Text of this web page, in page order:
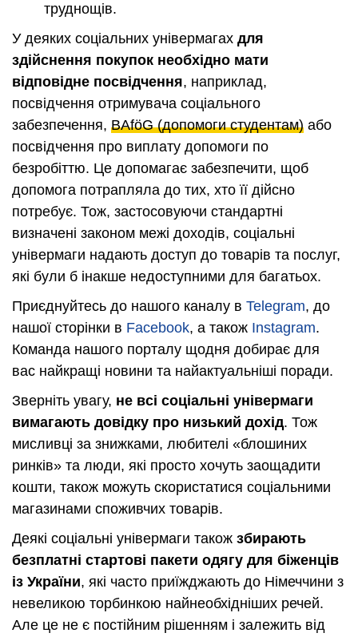
труднощів.
У деяких соціальних універмагах для
здійснення покупок необхідно мати
відповідне посвідчення, наприклад,
посвідчення отримувача соціального
забезпечення, BAföG (допомоги студентам) або
посвідчення про виплату допомоги по
безробіттю. Це допомагає забезпечити, щоб
допомога потрапляла до тих, хто її дійсно
потребує. Тож, застосовуючи стандартні
визначені законом межі доходів, соціальні
універмаги надають доступ до товарів та послуг,
які були б інакше недоступними для багатьох.
Приєднуйтесь до нашого каналу в Telegram, до
нашої сторінки в Facebook, а також Instagram.
Команда нашого порталу щодня добирає для
вас найкращі новини та найактуальніші поради.
Зверніть увагу, не всі соціальні універмаги
вимагають довідку про низький дохід. Тож
мисливці за знижками, любителі «блошиних
ринків» та люди, які просто хочуть заощадити
кошти, також можуть скористатися соціальними
магазинами споживчих товарів.
Деякі соціальні універмаги також збирають
безплатні стартові пакети одягу для біженців
із України, які часто приїжджають до Німеччини з
невеликою торбинкою найнеобхідніших речей.
Але це не є постійним рішенням і залежить від